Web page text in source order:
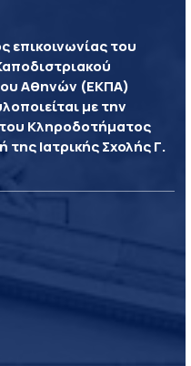
επικοινωνίας του
Αθηνών (ΕΚΠΑ)
με την
Κληροδοτήματος
της Ιατρικής Σχολής Γ.